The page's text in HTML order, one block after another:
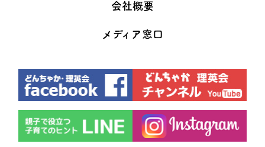
会社概要
メディア窓口